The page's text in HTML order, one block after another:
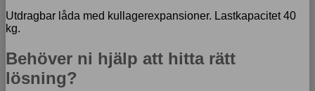
Utdragbar låda med kullagerexpansioner. Lastkapacitet 40
kg.
Behöver ni hjälp att hitta rätt
lösning?